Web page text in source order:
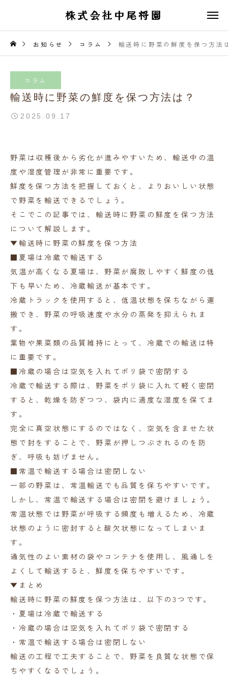
株式会社中尾将園
お知らせ コラム 輸送時に野菜の鮮度を保つ方法
コラム
輸送時に野菜の鮮度を保つ方法は？
2025.09.17
野菜は収穫後から劣化が進みやすいため、輸送中の温
度や湿度管理が非常に重要です。
鮮度を保つ方法を把握しておくと、よりおいしい状態
で野菜を輸送できるでしょう。
そこでこの記事では、輸送時に野菜の鮮度を保つ方法
について解説します。
▼輸送時に野菜の鮮度を保つ方法
■夏場は冷蔵で輸送する
気温が高くなる夏場は、野菜が腐敗しやすく鮮度の低
下も早いため、冷蔵輸送が基本です。
冷蔵トラックを使用すると、低温状態を保ちながら運
搬でき、野菜の呼吸速度や水分の蒸発を抑えられま
す。
葉物や果菜類の品質維持にとって、冷蔵での輸送は特
に重要です。
■冷蔵の場合は空気を入れてポリ袋で密閉する
冷蔵で輸送する際は、野菜をポリ袋に入れて軽く密閉
すると、乾燥を防ぎつつ、袋内に適度な湿度を保てま
す。
完全に真空状態にするのではなく、空気を含ませた状
態で封をすることで、野菜が押しつぶされるのを防
ぎ、呼吸も妨げません。
■常温で輸送する場合は密閉しない
一部の野菜は、常温輸送でも品質を保ちやすいです。
しかし、常温で輸送する場合は密閉を避けましょう。
常温状態では野菜が呼吸する頻度も増えるため、冷蔵
状態のように密封すると酸欠状態になってしまいま
す。
通気性のよい素材の袋やコンテナを使用し、風通しを
よくして輸送すると、鮮度を保ちやすいです。
▼まとめ
輸送時に野菜の鮮度を保つ方法は、以下の3つです。
・夏場は冷蔵で輸送する
・冷蔵の場合は空気を入れてポリ袋で密閉する
・常温で輸送する場合は密閉しない
輸送の工程で工夫することで、野菜を良質な状態で保
ちやすくなるでしょう。